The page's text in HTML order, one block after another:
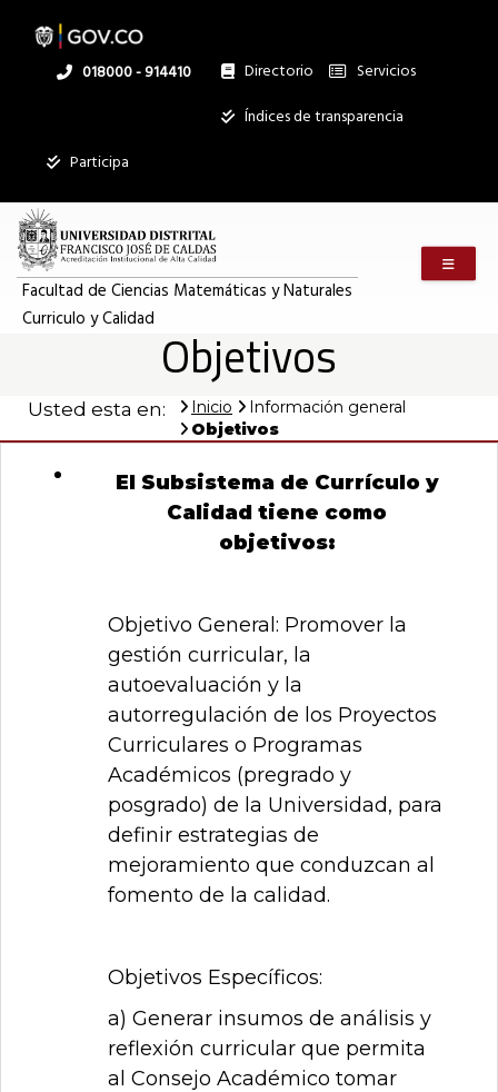
contenido
Linea
018000 - 914410 Directorio
Institucional
Servicios
Índices de transparencia
Participa
Facultad de Ciencias Matemáticas y Naturales
Curriculo y Calidad
Objetivos
Usted esta en: Inicio
Información general
Objetivos
El Subsistema de Currículo y
Calidad tiene como
objetivos:
Objetivo General: Promover la
gestión curricular, la
autoevaluación y la
autorregulación de los Proyectos
Curriculares o Programas
Académicos (pregrado y
posgrado) de la Universidad, para
definir estrategias de
mejoramiento que conduzcan al
fomento de la calidad.
Objetivos Específicos:
a) Generar insumos de análisis y
reflexión curricular que permita
al Consejo Académico tomar